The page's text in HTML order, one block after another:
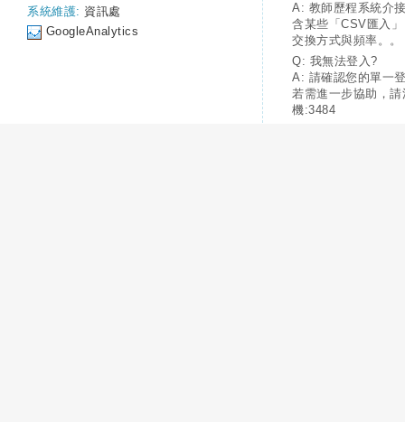
系統維護: 資訊處
GoogleAnalytics
A: 教師歷程系統介
含某些「CSV匯入
交換方式與頻率。。
Q: 我無法登入?
A: 請確認您的單一
若需進一步協助，
機:3484